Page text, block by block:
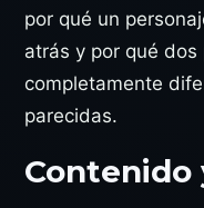
por qué un
atrás y por qué
completamente
parecidas.
Contenido